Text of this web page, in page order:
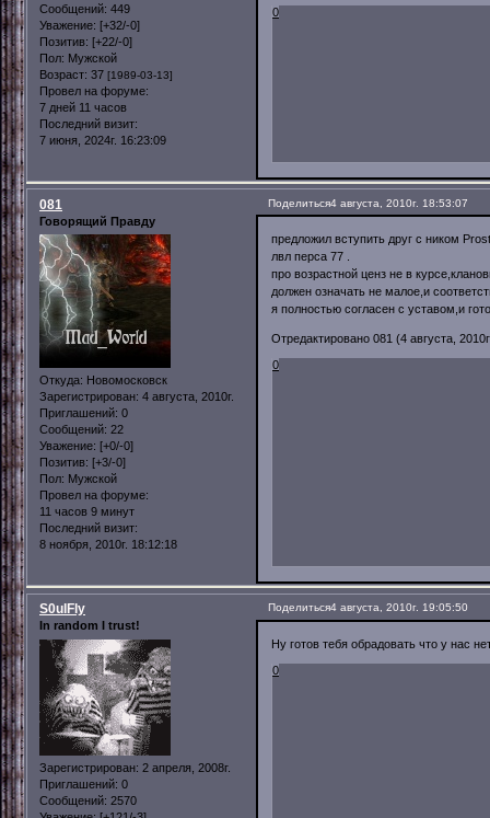
Сообщений: 449
Уважение: [+32/-0]
Позитив: [+22/-0]
Пол: Мужской
Возраст: 37 [1989-03-13]
Провел на форуме:
7 дней 11 часов
Последний визит:
7 июня, 2024г. 16:23:09
0
Поделиться4 августа, 2010г. 18:53:07
081
Говорящий Правду
Откуда: Новомосковск
Зарегистрирован: 4 августа, 2010г.
Приглашений: 0
Сообщений: 22
Уважение: [+0/-0]
Позитив: [+3/-0]
Пол: Мужской
Провел на форуме:
11 часов 9 минут
Последний визит:
8 ноября, 2010г. 18:12:18
предложил вступить друг с ником
лвл перса 77 .
про возрастной ценз не в
должен означать не малое,и
я полностью согласен с уставом,и
Отредактировано 081 (4 августа,
0
Поделиться4 августа, 2010г. 19:05:50
S0ulFly
In random I trust!
Зарегистрирован: 2 апреля, 2008г.
Приглашений: 0
Сообщений: 2570
Ну готов тебя обрадовать что у нас
0